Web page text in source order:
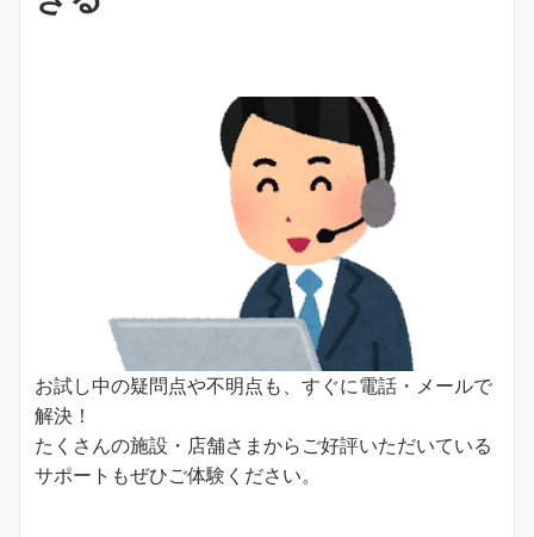
お試し中の疑問点や不明点も、すぐに電話・メールで
解決！
たくさんの施設・店舗さまからご好評いただいている
サポートもぜひご体験ください。